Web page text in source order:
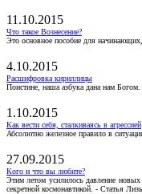
11.10.2015
Что такое Вознесение?
Это основное пособие для
4.10.2015
Расшифровка кириллицы
Поистине, наша азбука дана нам
1.10.2015
Как вести себя, сталкиваясь в агрессией
Абсолютно железное правило в
27.09.2015
Кого и что вы любите?
Этим летом усилилось давление
секретной космонавтикой. - Статья